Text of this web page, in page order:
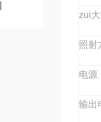
zui
照射
电源
输出